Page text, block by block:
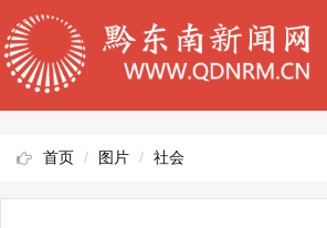
首页 图片 社会